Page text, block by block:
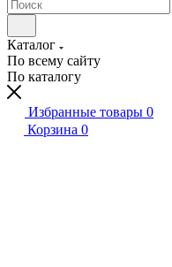
Каталог
По всему сайту
По каталогу
Избранные товары 0
Корзина 0